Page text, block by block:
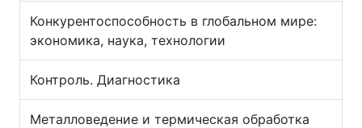
Конкурентоспособность в глобальном мире:
экономика, наука, технологии
Контроль. Диагностика
Металловедение и термическая обработка